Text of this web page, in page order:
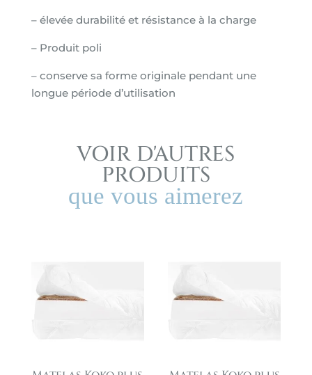
– élevée durabilité et résistance à la charge
– Produit poli
– conserve sa forme originale pendant une
longue période d’utilisation
VOIR D'AUTRES
PRODUITS
que vous aimerez